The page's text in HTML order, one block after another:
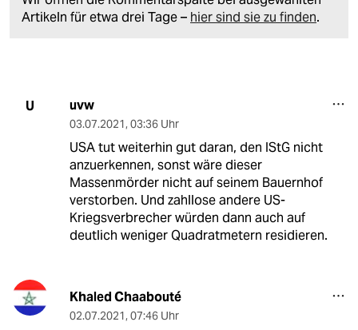
Artikeln für etwa drei Tage – hier sind sie zu finden.
U uvw
03.07.2021, 03:36 Uhr
USA tut weiterhin gut daran, den IStG nicht
anzuerkennen, sonst wäre dieser
Massenmörder nicht auf seinem Bauernhof
verstorben. Und zahllose andere US-
Kriegsverbrecher würden dann auch auf
deutlich weniger Quadratmetern residieren.
Khaled Chaabouté
02.07.2021, 07:46 Uhr